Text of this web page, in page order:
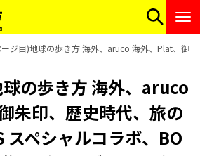
ジ目)地球の歩き方 海外、aruco 海外、Plat、御
の歩き方 海外、aruco
朱印、歴史時代、旅の
スペシャルコラボ、BO